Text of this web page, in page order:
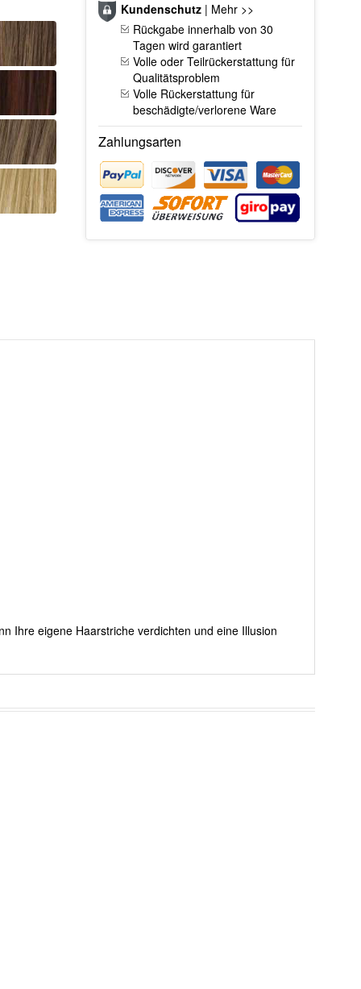
Kundenschutz| Mehr >>
Rückgabe innerhalb von 30
Tagen wird garantiert
Volle oder Teilrückerstattung für
Qualitätsproblem
Volle Rückerstattung für
beschädigte/verlorene Ware
Zahlungsarten
Ihre eigene Haarstriche verdichten und eine Illusion